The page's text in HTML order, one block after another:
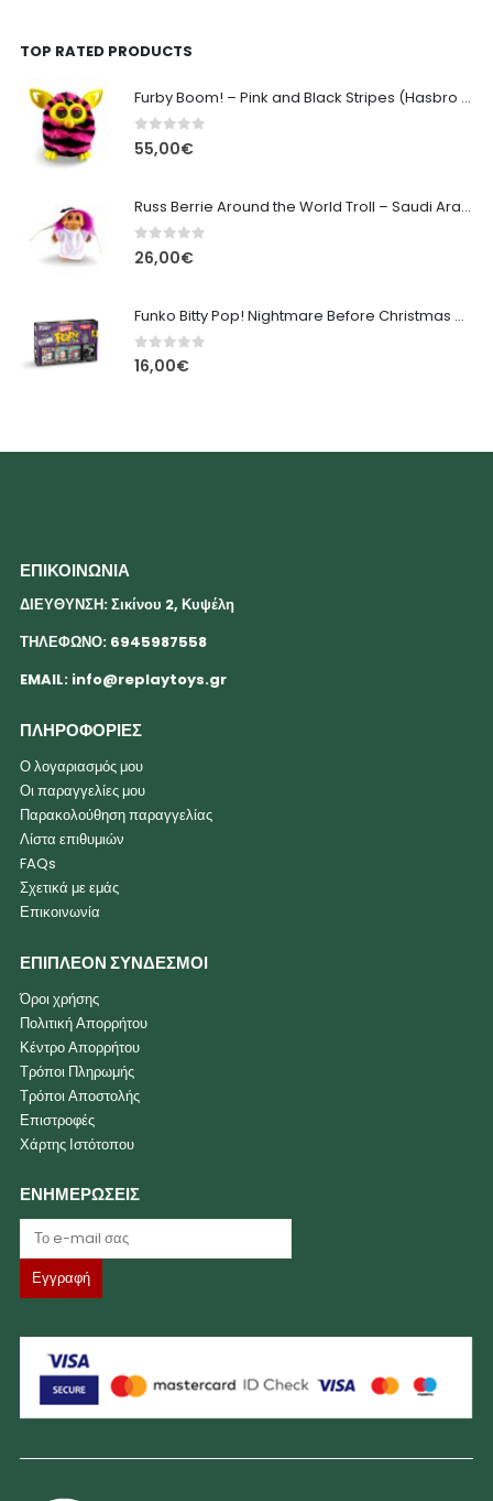
TOP RATED PRODUCTS
Furby Boom! – Pink and Black Stripes (Hasbro 2013) - 16cm
0out of 5
55,00€
Russ Berrie Around the World Troll – Saudi Arabia Sheikh - 12cm
0out of 5
26,00€
Funko Bitty Pop! Nightmare Before Christmas Mystery 4-Pack
0out of 5
16,00€
ΕΠΙΚΟΙΝΩΝΙΑ
ΔΙΕΥΘΥΝΣΗ: Σικίνου 2, Κυψέλη
ΤΗΛΕΦΩΝΟ: 6945987558
EMAIL: info@replaytoys.gr
ΠΛΗΡΟΦΟΡΙΕΣ
Ο λογαριασμός μου
Οι παραγγελίες μου
Παρακολούθηση παραγγελίας
Λίστα επιθυμιών
FAQs
Σχετικά με εμάς
Επικοινωνία
ΕΠΙΠΛΕΟΝ ΣΥΝΔΕΣΜΟΙ
Όροι χρήσης
Πολιτική Απορρήτου
Κέντρο Απορρήτου
Τρόποι Πληρωμής
Τρόποι Αποστολής
Επιστροφές
Χάρτης Ιστότοπου
ΕΝΗΜΕΡΩΣΕΙΣ